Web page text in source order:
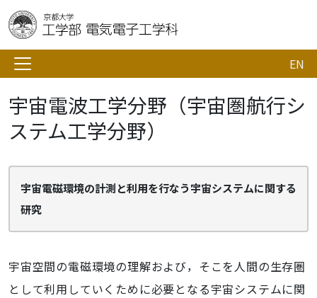
EN
宇宙電波工学分野（宇宙圏航行シ
ステム工学分野）
宇宙電磁環境の計測と利用を行なう宇宙システムに関する
研究
宇宙空間の電磁環境の理解および，そこを人間の生存圏
として利用していくために必要となる宇宙システムに関